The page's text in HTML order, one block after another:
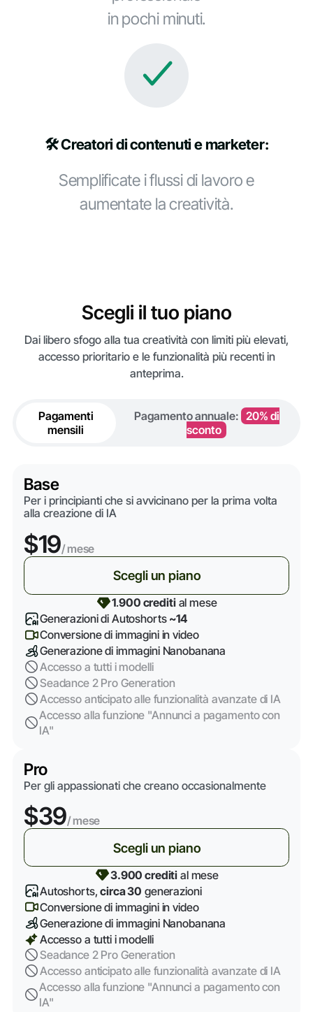
in pochi minuti.
🛠️ Creatori di contenuti e marketer:
Semplificate i flussi di lavoro e
aumentate la creatività.
Scegli il tuo piano
Dai libero sfogo alla tua creatività con limiti più elevati,
accesso prioritario e le funzionalità più recenti in
anteprima.
Pagamenti
mensili
Pagamento annuale: 20% di
sconto
Base
Per i principianti che si avvicinano per la prima volta
alla creazione di IA
$19/ mese
Scegli un piano
1.900 creditial mese
Generazioni di Autoshorts ~14
Conversione di immagini in video
Generazione di immagini Nanobanana
Accesso a tutti i modelli
Seadance 2 Pro Generation
Accesso anticipato alle funzionalità avanzate di IA
Accesso alla funzione "Annunci a pagamento con
IA"
Pro
Per gli appassionati che creano occasionalmente
$39/ mese
Scegli un piano
3.900 crediti al mese
Autoshorts,circa 30 generazioni
Conversione di immagini in video
Generazione di immagini Nanobanana
Accesso a tutti i modelli
Seadance 2 Pro Generation
Accesso anticipato alle funzionalità avanzate di IA
Accesso alla funzione "Annunci a pagamento con
IA"